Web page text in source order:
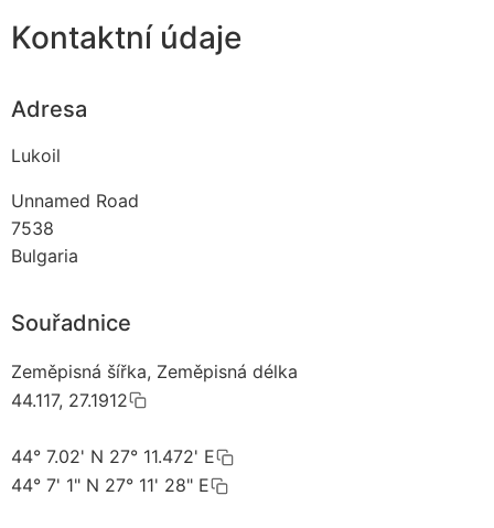
Kontaktní údaje
Adresa
Lukoil
Unnamed Road
7538
Bulgaria
Souřadnice
Zeměpisná šířka, Zeměpisná délka
44.117, 27.1912
44° 7.02' N 27° 11.472' E
44° 7' 1" N 27° 11' 28" E